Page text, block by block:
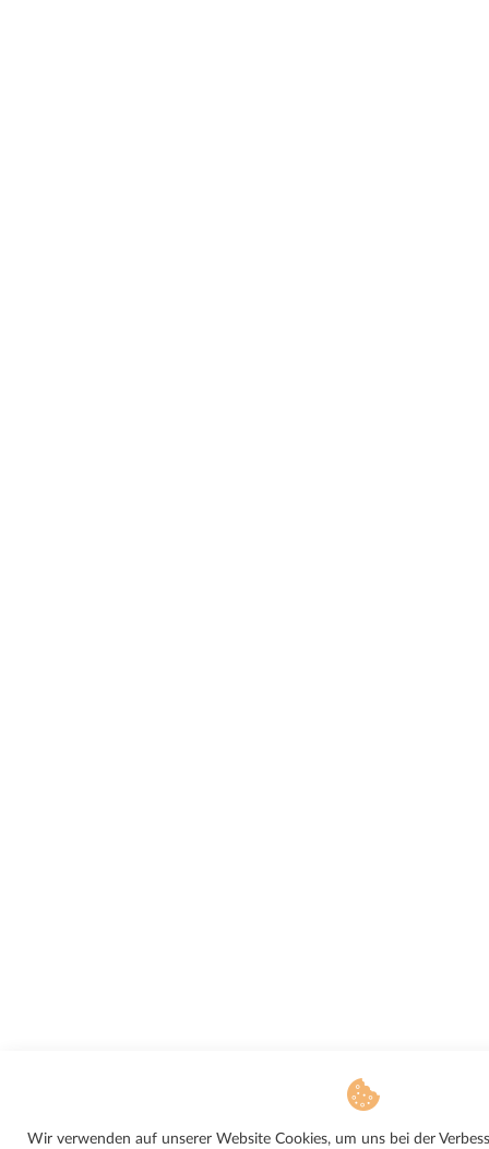
Wir verwenden auf unserer Website Cookies, um uns bei der